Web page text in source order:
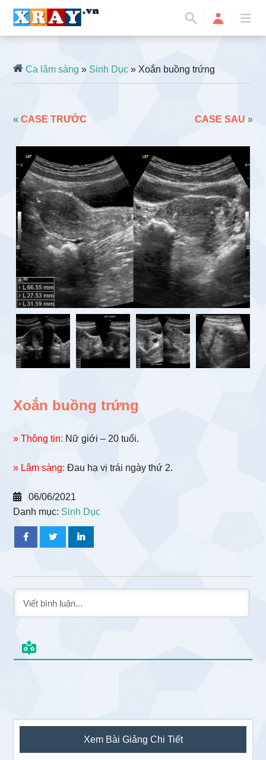
Ca lâm sàng »Sinh Dục » Xoắn buồng trứng
«CASE TRƯỚC CASE SAU »
Xoắn buồng trứng
» Thông tin: Nữ giới – 20 tuổi.
» Lâm sàng: Đau hạ vị trái ngày thứ 2.
06/06/2021
Danh mục: Sinh Dục
Sidebar
chính
Xem Bài Giảng Chi Tiết